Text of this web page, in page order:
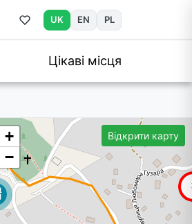
UK EN PL
Цікаві місця
Відкрити карту
+
−